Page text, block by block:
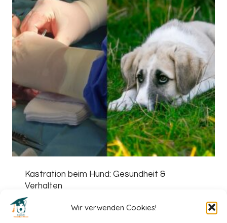
Wir verwenden Cookies!
Kastration beim Hund: Gesundheit &
Verhalten
39,00